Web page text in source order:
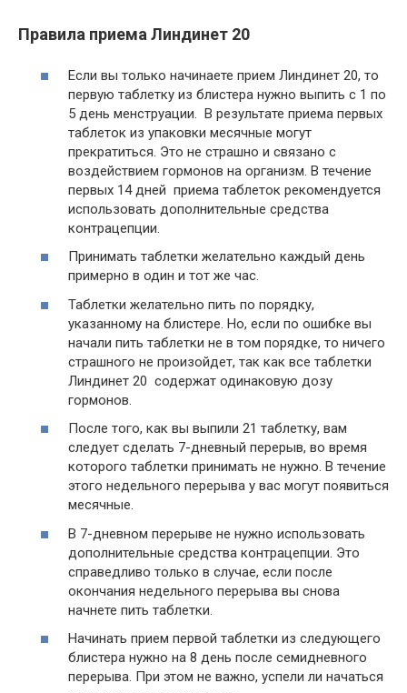
Правила приема Линдинет 20
Если вы только начинаете прием Линдинет 20, то
первую таблетку из блистера нужно выпить с 1 по
5 день менструации. В результате приема первых
таблеток из упаковки месячные могут
прекратиться. Это не страшно и связано с
воздействием гормонов на организм. В течение
первых 14 дней приема таблеток рекомендуется
использовать дополнительные средства
контрацепции.
Принимать таблетки желательно каждый день
примерно в один и тот же час.
Таблетки желательно пить по порядку,
указанному на блистере. Но, если по ошибке вы
начали пить таблетки не в том порядке, то ничего
страшного не произойдет, так как все таблетки
Линдинет 20 содержат одинаковую дозу
гормонов.
После того, как вы выпили 21 таблетку, вам
следует сделать 7-дневный перерыв, во время
которого таблетки принимать не нужно. В течение
этого недельного перерыва у вас могут появиться
месячные.
В 7-дневном перерыве не нужно использовать
дополнительные средства контрацепции. Это
справедливо только в случае, если после
окончания недельного перерыва вы снова
начнете пить таблетки.
Начинать прием первой таблетки из следующего
блистера нужно на 8 день после семидневного
перерыва. При этом не важно, успели ли начаться